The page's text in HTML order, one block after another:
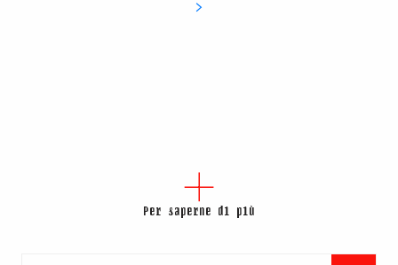
Per saperne di più